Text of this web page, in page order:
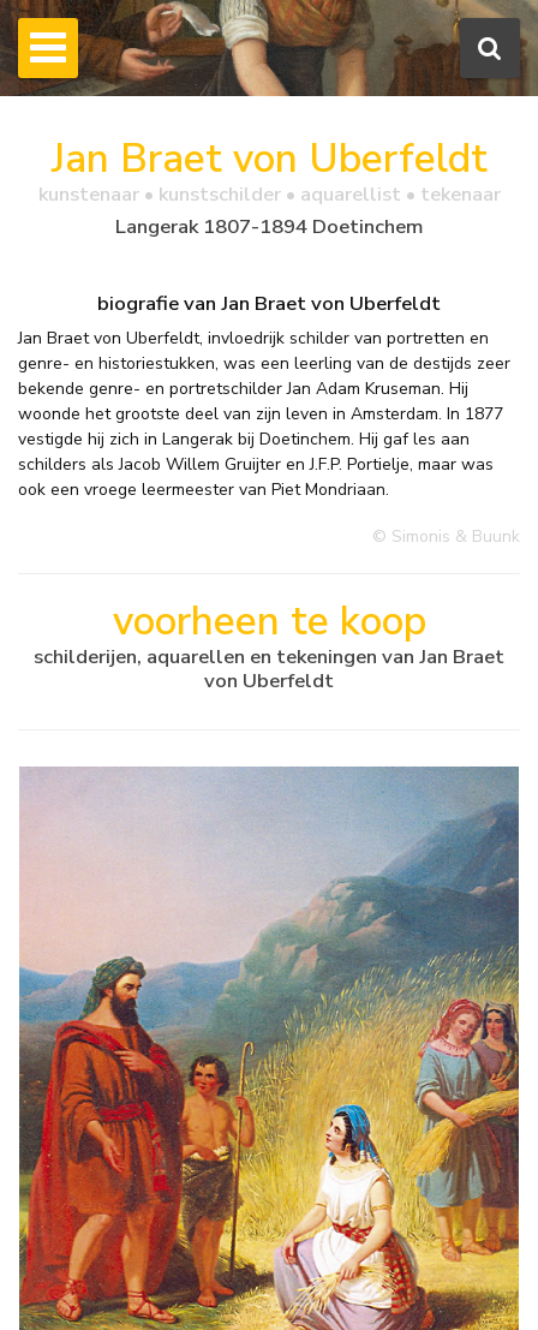
Jan Braet von Uberfeldt
kunstenaar • kunstschilder • aquarellist • tekenaar
Langerak 1807-1894 Doetinchem
biografie van Jan Braet von Uberfeldt
Jan Braet von Uberfeldt, invloedrijk schilder van portretten en
genre- en historiestukken, was een leerling van de destijds zeer
bekende genre- en portretschilder Jan Adam Kruseman. Hij
woonde het grootste deel van zijn leven in Amsterdam. In 1877
vestigde hij zich in Langerak bij Doetinchem. Hij gaf les aan
schilders als Jacob Willem Gruijter en J.F.P. Portielje, maar was
ook een vroege leermeester van Piet Mondriaan.
© Simonis & Buunk
voorheen te koop
schilderijen, aquarellen en tekeningen van Jan Braet
von Uberfeldt